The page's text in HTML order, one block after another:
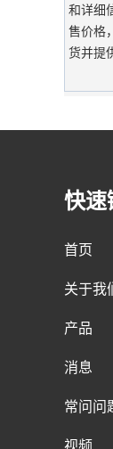
豪华
商
定制
衣架。
wood
大量
装衣
快了
高峰订
划开
来自
和详细
售价格
货并提
快速
首页
关于我
产品
消息
常问问
视频